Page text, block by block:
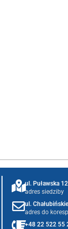
ul. Puławska
adres siedziby
ul.
adres do
+48 22 522 55